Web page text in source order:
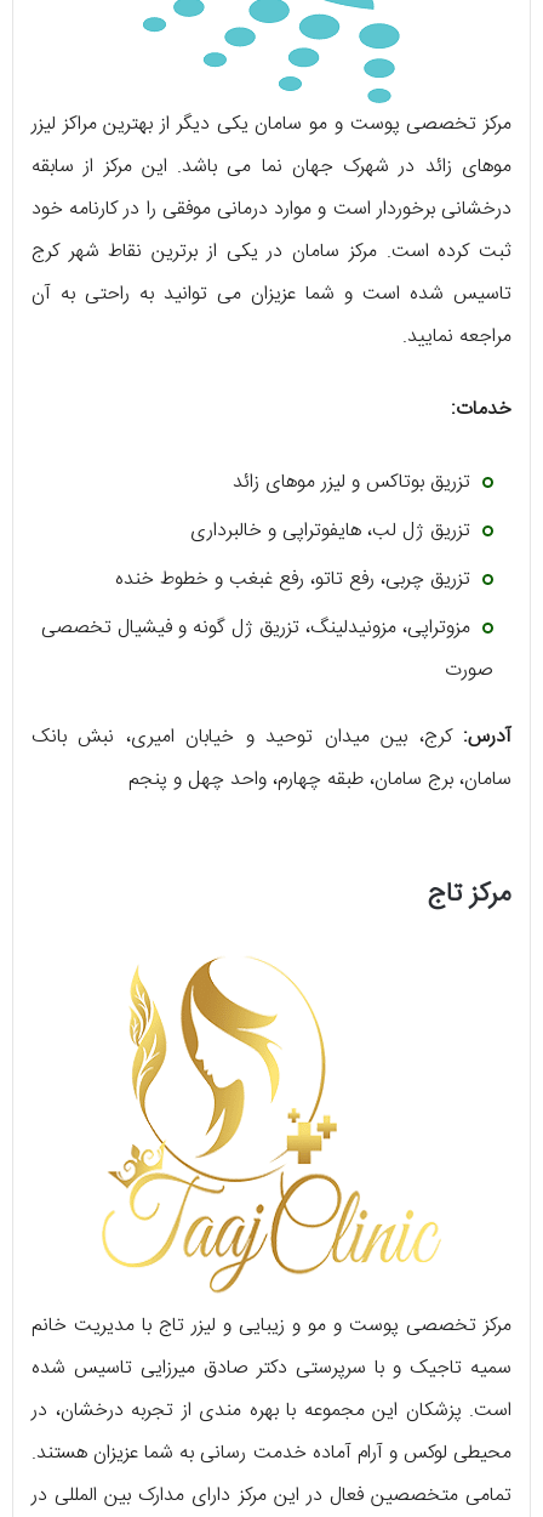
مرکز تخصصی پوست و مو سامان یکی دیگر از بهترین مراکز لیزر
موهای زائد در شهرک جهان نما می ‌باشد. این مرکز از سابقه
درخشانی برخوردار است و موارد درمانی موفقی را در کارنامه خود
ثبت کرده است. مرکز سامان در یکی از برترین نقاط شهر کرج
تاسیس شده است و شما عزیزان می‌ ‌توانید به راحتی به آن
مراجعه نمایید.
خدمات:
تزریق بوتاکس و لیزر موهای زائد
تزریق ژل لب، هایفوتراپی و خالبرداری
تزریق چربی، رفع تاتو، رفع غبغب و خطوط خنده
مزوتراپی، مزونیدلینگ، تزریق ژل گونه و فیشیال تخصصی
صورت
آدرس:کرج، بین میدان توحید و خیابان امیری، نبش بانک
سامان، برج سامان، طبقه چهارم، واحد چهل و پنجم
مرکز تاج
مرکز تخصصی پوست و مو و زیبایی و لیزر تاج با مدیریت خانم
سمیه تاجیک و با سرپرستی دکتر صادق میرزایی تاسیس شده
است. پزشکان این مجموعه با بهره ‌مندی از تجربه درخشان، در
محیطی لوکس و آرام آماده خدمت رسانی به شما عزیزان هستند.
تمامی متخصصین فعال در این مرکز دارای مدارک بین المللی در